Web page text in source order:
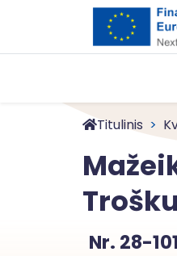
Titulinis
Nr. 28-